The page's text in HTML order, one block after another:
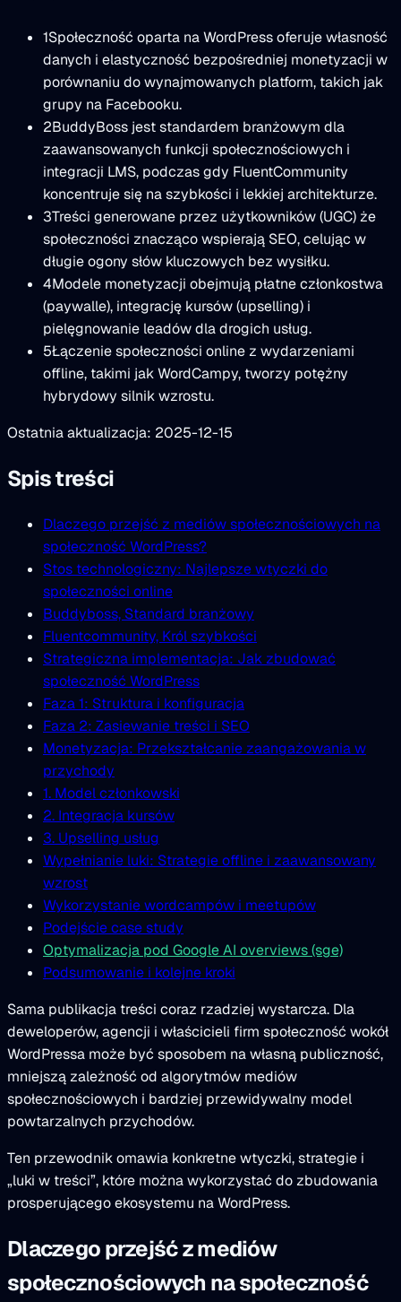
1Społeczność oparta na WordPress oferuje własność
danych i elastyczność bezpośredniej monetyzacji w
porównaniu do wynajmowanych platform, takich jak
grupy na Facebooku.
2BuddyBoss jest standardem branżowym dla
zaawansowanych funkcji społecznościowych i
integracji LMS, podczas gdy FluentCommunity
koncentruje się na szybkości i lekkiej architekturze.
3Treści generowane przez użytkowników (UGC) że
społeczności znacząco wspierają SEO, celując w
długie ogony słów kluczowych bez wysiłku.
4Modele monetyzacji obejmują płatne członkostwa
(paywalle), integrację kursów (upselling) i
pielęgnowanie leadów dla drogich usług.
5Łączenie społeczności online z wydarzeniami
offline, takimi jak WordCampy, tworzy potężny
hybrydowy silnik wzrostu.
Ostatnia aktualizacja: 2025-12-15
Spis treści
Dlaczego przejść z mediów społecznościowych na
społeczność WordPress?
Stos technologiczny: Najlepsze wtyczki do
społeczności online
Buddyboss, Standard branżowy
Fluentcommunity, Król szybkości
Strategiczna implementacja: Jak zbudować
społeczność WordPress
Faza 1: Struktura i konfiguracja
Faza 2: Zasiewanie treści i SEO
Monetyzacja: Przekształcanie zaangażowania w
przychody
1. Model członkowski
2. Integracja kursów
3. Upselling usług
Wypełnianie luki: Strategie offline i zaawansowany
wzrost
Wykorzystanie wordcampów i meetupów
Podejście case study
Optymalizacja pod Google AI overviews (sge)
Podsumowanie i kolejne kroki
Sama publikacja treści coraz rzadziej wystarcza. Dla
deweloperów, agencji i właścicieli firm społeczność wokół
WordPressa może być sposobem na własną publiczność,
mniejszą zależność od algorytmów mediów
społecznościowych i bardziej przewidywalny model
powtarzalnych przychodów.
Ten przewodnik omawia konkretne wtyczki, strategie i
„luki w treści”, które można wykorzystać do zbudowania
prosperującego ekosystemu na WordPress.
Dlaczego przejść z mediów
społecznościowych na społeczność